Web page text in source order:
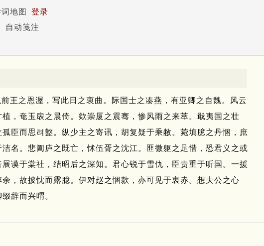
地图
登录
自动笺注
王之恩渥，写此日之衷曲。 际国士之凑燕，有亚卿之自魏。
风云
，奄玉扆之晨倚。 欸崇厦之震骞，惨风雨之来萃。 戢夷国之壮
臣而思려盭。 纵少主之寄讯，胡复疑于乘敝。 菀填臆之丹悃，庶
名。 悲阖庐之既亡，怵伍胥之沈江。
匪微躯之足惜，恐君义之或
展谟于棠社，结昭后之深知。 君心锐于雪仇，臣责重于听国。 一援
，故披忱而露臆。 伊对赵之悃款，亦可见于衷赤。 想夫公之心
辞而兴喟。